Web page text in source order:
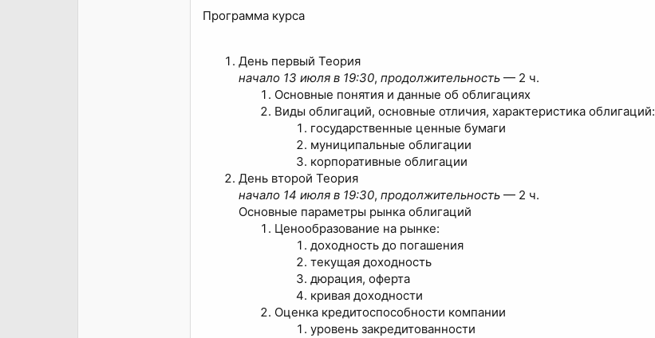
Программа курса
День первый Теория
начало 13 июля в 19:30, продолжительность — 2 ч.
Основные понятия и данные об облигациях
Виды облигаций, основные отличия, характеристика облигаций:
государственные ценные бумаги
муниципальные облигации
корпоративные облигации
День второй Теория
начало 14 июля в 19:30, продолжительность — 2 ч.
Основные параметры рынка облигаций
Ценообразование на рынке:
доходность до погашения
текущая доходность
дюрация, оферта
кривая доходности
Оценка кредитоспособности компании
уровень закредитованности